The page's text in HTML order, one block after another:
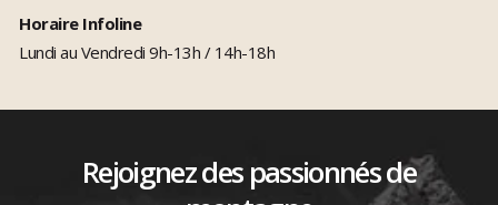
Horaire Infoline
Lundi au Vendredi 9h-13h / 14h-18h
Rejoignez des passionnés de